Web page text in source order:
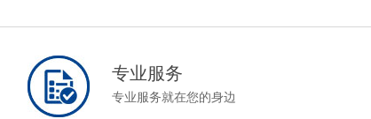
专业服务
专业服务就在您的身边